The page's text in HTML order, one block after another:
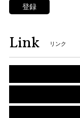
登録
Link リンク